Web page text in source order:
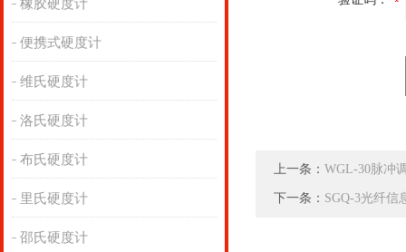
橡胶硬度计
便携式硬度计
维氏硬度计
洛氏硬度计
布氏硬度计
里氏硬度计
邵氏硬度计
上一条： WGL-30脉冲
下一条： SGQ-3光纤信